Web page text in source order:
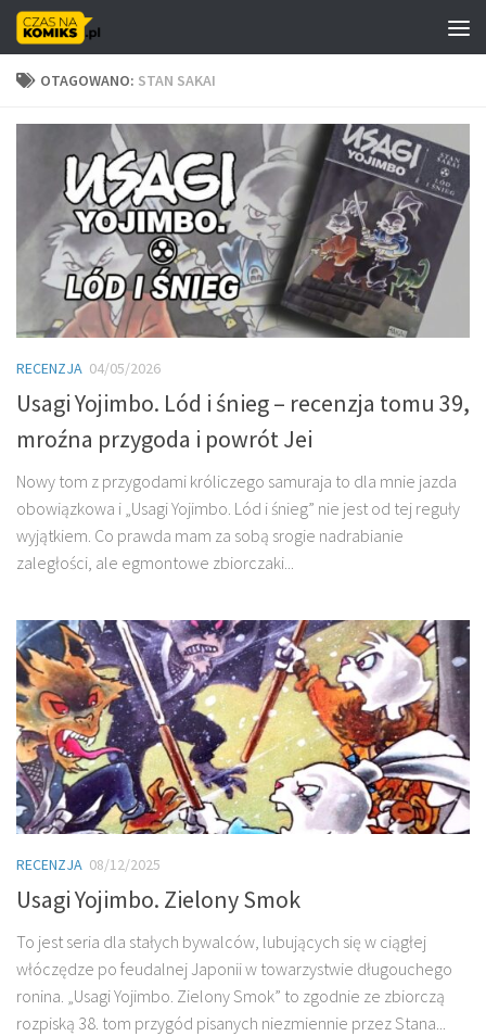
Skip to content
OTAGOWANO: STAN SAKAI
RECENZJA 04/05/2026
Usagi Yojimbo. Lód i śnieg – recenzja tomu 39,
mroźna przygoda i powrót Jei
Nowy tom z przygodami króliczego samuraja to dla mnie jazda
obowiązkowa i „Usagi Yojimbo. Lód i śnieg” nie jest od tej reguły
wyjątkiem. Co prawda mam za sobą srogie nadrabianie
zaległości, ale egmontowe zbiorczaki...
RECENZJA 08/12/2025
Usagi Yojimbo. Zielony Smok
To jest seria dla stałych bywalców, lubujących się w ciągłej
włóczędze po feudalnej Japonii w towarzystwie długouchego
ronina. „Usagi Yojimbo. Zielony Smok” to zgodnie ze zbiorczą
rozpiską 38. tom przygód pisanych niezmiennie przez Stana...